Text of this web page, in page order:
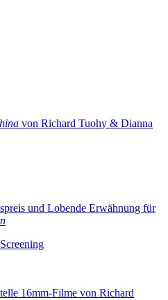
von Richard Tuohy & Dianna
und Lobende Erwähnung für
16mm-Filme von Richard